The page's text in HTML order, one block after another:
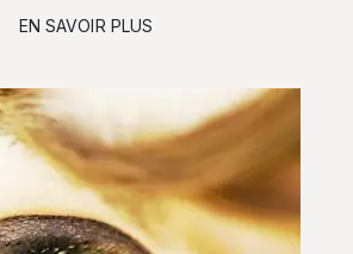
EN SAVOIR PLUS